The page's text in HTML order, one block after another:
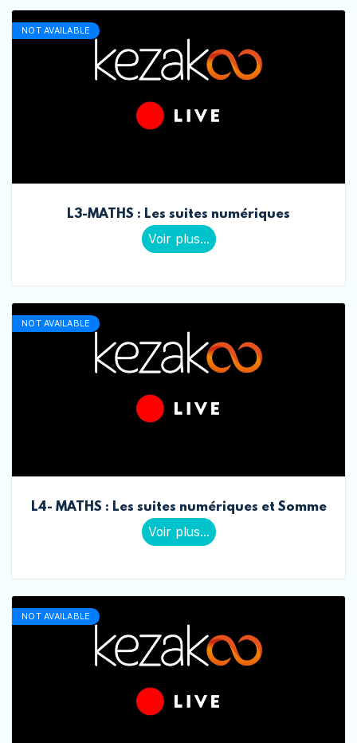
NOT AVAILABLE
L3-MATHS : Les suites numériques
Voir plus...
NOT AVAILABLE
L4- MATHS : Les suites numériques et Somme
Voir plus...
NOT AVAILABLE